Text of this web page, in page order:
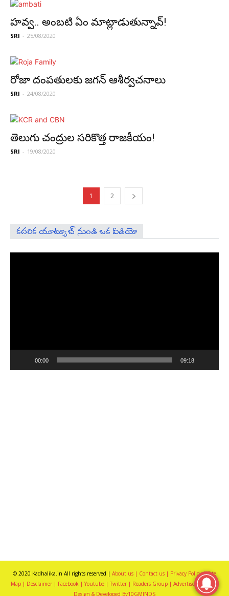
హ‌వ్వ‌.. అంబ‌టి ఏం మాట్లాడుతున్నావ్‌!
SRI - 25/08/2020
రోజా దంప‌తుల‌కు జ‌గ‌న్ ఆశీర్వ‌చ‌నాలు
SRI - 24/08/2020
తెలుగు చంద్రుల స‌రికొత్త రాజ‌కీయం!
SRI - 19/08/2020
1 2
కదలిక యూట్యూబ్ నుండి ఒక వీడియో
00:00 09:18
© 2020 Kadhalika.in All rights reserved | About us | Contact us | Privacy Policy |Site
Map | Desclaimer | Facebook | Youtube | Twitter | Readers Group | Advertise with us |
Design & Developed By10GMINDS